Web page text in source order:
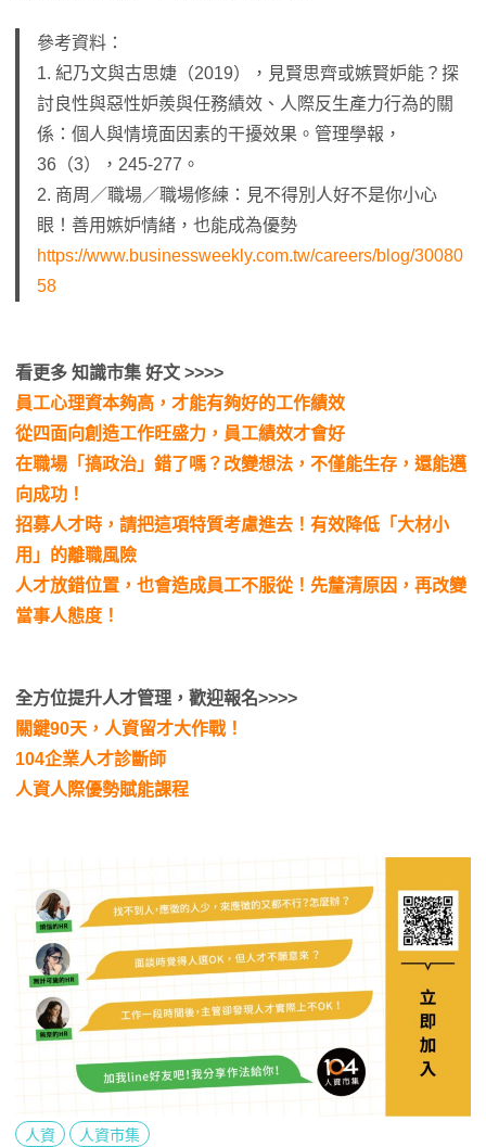
參考資料：
1. 紀乃文與古思婕（2019），見賢思齊或嫉賢妒能？探
討良性與惡性妒羨與任務績效、人際反生產力行為的關
係：個人與情境面因素的干擾效果。管理學報，
36（3），245-277。
2. 商周／職場／職場修練：見不得別人好不是你小心
眼！善用嫉妒情緒，也能成為優勢
https://www.businessweekly.com.tw/careers/blog/30080
58
看更多 知識市集 好文 >>>>
員工心理資本夠高，才能有夠好的工作績效
從四面向創造工作旺盛力，員工績效才會好
在職場「搞政治」錯了嗎？改變想法，不僅能生存，還能邁
向成功！
招募人才時，請把這項特質考慮進去！有效降低「大材小
用」的離職風險
人才放錯位置，也會造成員工不服從！先釐清原因，再改變
當事人態度 ！
全方位提升人才管理，歡迎報名>>>>
關鍵90天，人資留才大作戰！
104企業人才診斷師
人資人際優勢賦能課程
人資 人資市集